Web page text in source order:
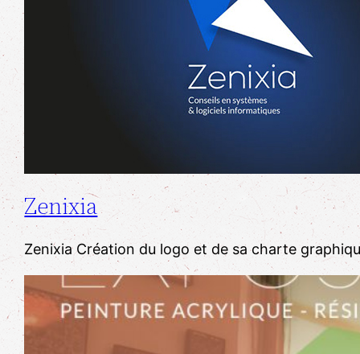
Zenixia
Zenixia Création du logo et de sa charte